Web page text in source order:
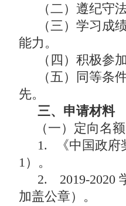
（二）遵纪守
（三）学习成
能力。
（四）积极参
（五）同等条
先。
三、申请材料
（一） 定向名额
1.
《中国政
1）。
2.
2019-2020
加盖公章）。